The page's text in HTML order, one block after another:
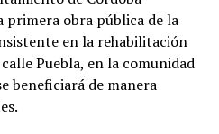
primera obra pública de la
en la rehabilitación
Puebla, en la comunidad
beneficiará de manera